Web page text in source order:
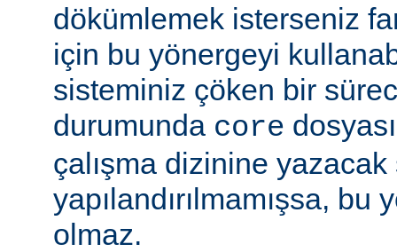
dökümlemek isterseniz
için bu yönergeyi
sisteminiz çöken bir
durumunda core
çalışma dizinine
yapılandırılmamışsa,
olmaz.